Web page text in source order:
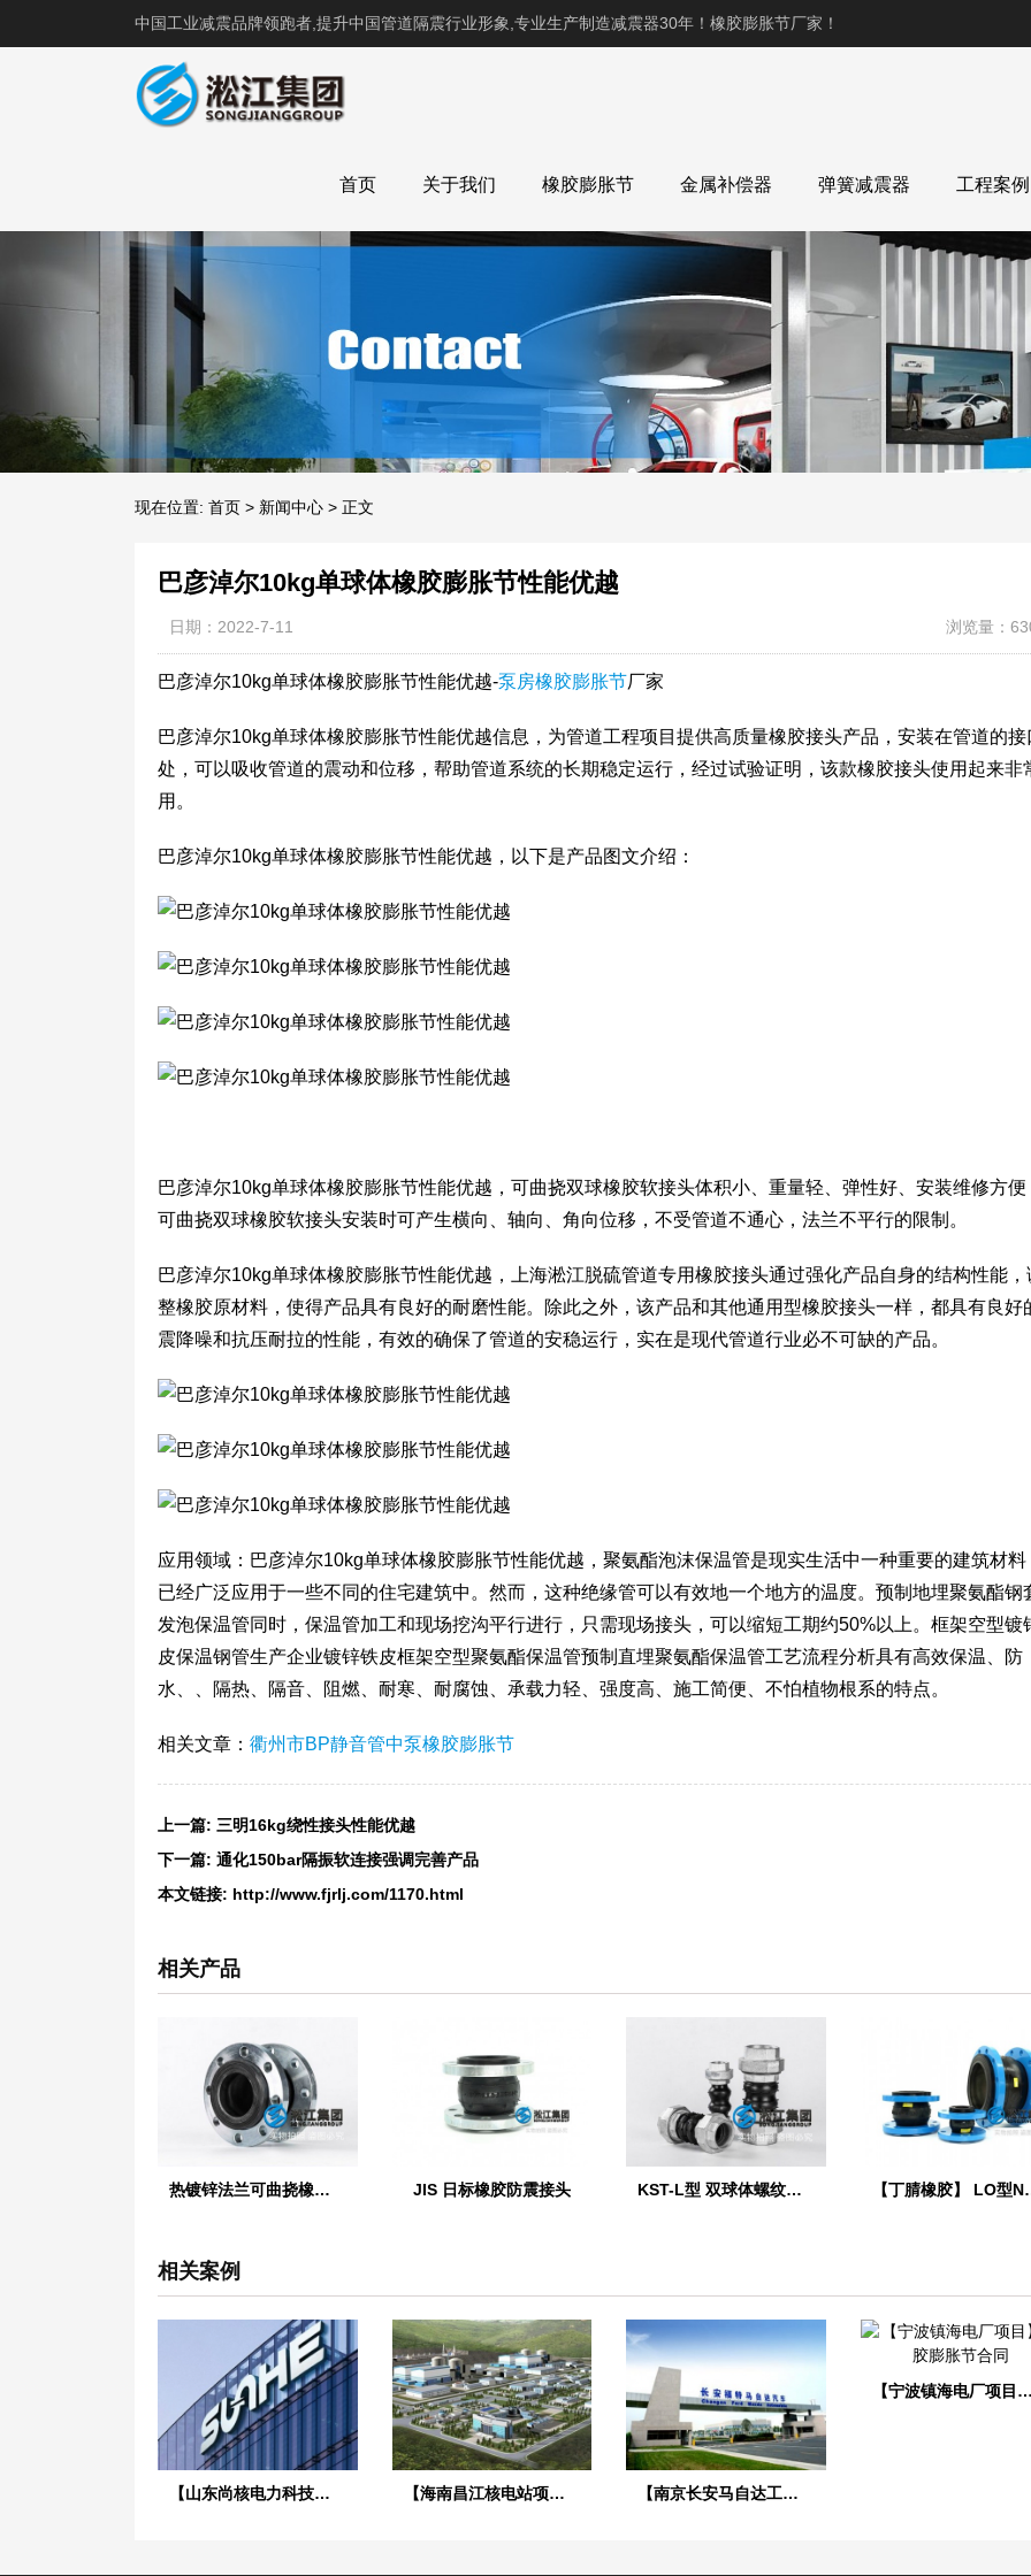
中国工业减震品牌领跑者,提升中国管道隔震行业形象,专业生产制造减震器30年！橡胶膨胀节厂家！
首页 关于我们 橡胶膨胀节 金属补偿器 弹簧减震器 工程案例
现在位置: 首页 > 新闻中心 > 正文
巴彦淖尔10kg单球体橡胶膨胀节性能优越
日期：2022-7-11 浏览量：
巴彦淖尔10kg单球体橡胶膨胀节性能优越-泵房橡胶膨胀节厂家
巴彦淖尔10kg单球体橡胶膨胀节性能优越信息，为管道工程项目提供高质量橡胶接头产品，安装在管道的接
处，可以吸收管道的震动和位移，帮助管道系统的长期稳定运行，经过试验证明，该款橡胶接头使用起来非
用。
巴彦淖尔10kg单球体橡胶膨胀节性能优越，以下是产品图文介绍：
巴彦淖尔10kg单球体橡胶膨胀节性能优越，可曲挠双球橡胶软接头体积小、重量轻、弹性好、安装维修方便
可曲挠双球橡胶软接头安装时可产生横向、轴向、角向位移，不受管道不通心，法兰不平行的限制。
巴彦淖尔10kg单球体橡胶膨胀节性能优越，上海淞江脱硫管道专用橡胶接头通过强化产品自身的结构性能，
整橡胶原材料，使得产品具有良好的耐磨性能。除此之外，该产品和其他通用型橡胶接头一样，都具有良好
震降噪和抗压耐拉的性能，有效的确保了管道的安稳运行，实在是现代管道行业必不可缺的产品。
应用领域：巴彦淖尔10kg单球体橡胶膨胀节性能优越，聚氨酯泡沫保温管是现实生活中一种重要的建筑材料
已经广泛应用于一些不同的住宅建筑中。然而，这种绝缘管可以有效地一个地方的温度。预制地埋聚氨酯钢
发泡保温管同时，保温管加工和现场挖沟平行进行，只需现场接头，可以缩短工期约50%以上。框架空型镀
皮保温钢管生产企业镀锌铁皮框架空型聚氨酯保温管预制直埋聚氨酯保温管工艺流程分析具有高效保温、防
水、、隔热、隔音、阻燃、耐寒、耐腐蚀、承载力轻、强度高、施工简便、不怕植物根系的特点。
相关文章： 衢州市BP静音管中泵橡胶膨胀节
上一篇: 三明16kg绕性接头性能优越
下一篇: 通化150bar隔振软连接强调完善产品
本文链接: http://www.fjrlj.com/1170.html
相关产品
热镀锌法兰可曲挠橡胶接头 JIS 日标橡胶防震接头 KST-L型 双球体螺纹橡胶接头 【丁腈橡
相关案例
【山东尚核电力科技】美标橡胶接头合同 【海南昌江核电站项目】1、2号机通用机械橡胶接头合同 【南京长安马自达工厂】橡胶接头合同
【宁波镇海电厂项目】橡胶膨胀节合同